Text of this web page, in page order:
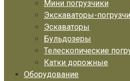
Мини погрузчики
Экскаваторы-
Эскаваторы
Бульдозеры
Телескопические
Катки дорожные
Оборудование